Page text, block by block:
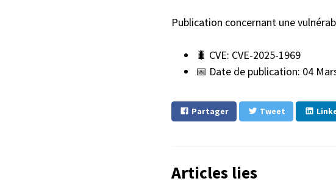
Publication concernant une
🐛 CVE: CVE-2025-1969
📅 Date de publication: 04
Partager Tweet
Articles lies